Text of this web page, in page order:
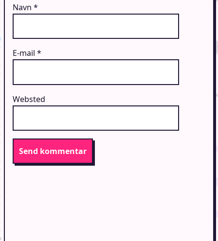
Navn *
E-mail *
Websted